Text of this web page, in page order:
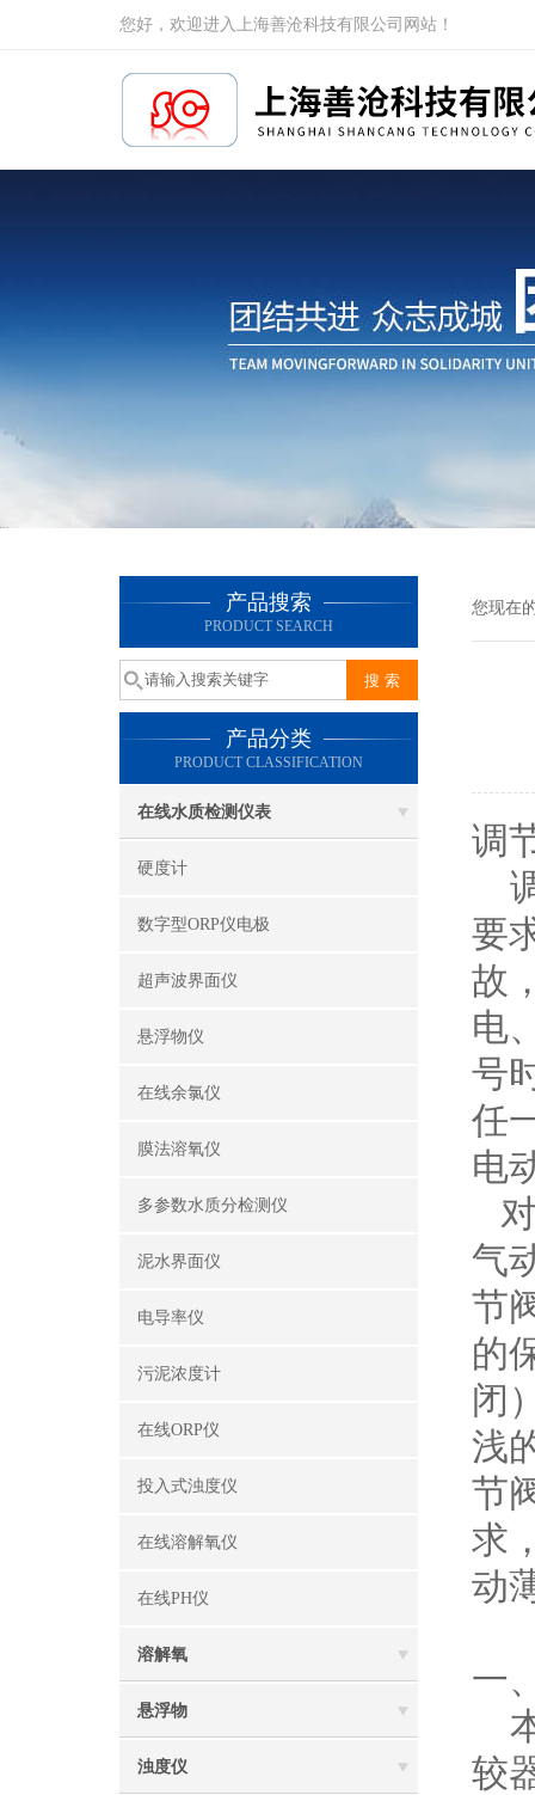
您好，欢迎进入上海善沧科技有限公司网站！
产品搜索
PRODUCT SEARCH
产品分类
PRODUCT CLASSIFICATION
在线水质检测仪表
硬度计
数字型ORP仪电极
超声波界面仪
悬浮物仪
在线余氯仪
膜法溶氧仪
多参数水质分检测仪
泥水界面仪
电导率仪
污泥浓度计
在线ORP仪
投入式浊度仪
在线溶解氧仪
在线PH仪
溶解氧
悬浮物
浊度仪
您现在
调
要
故
电
号
任
电
气
节
的
闭
浅
节
求
动
一
较